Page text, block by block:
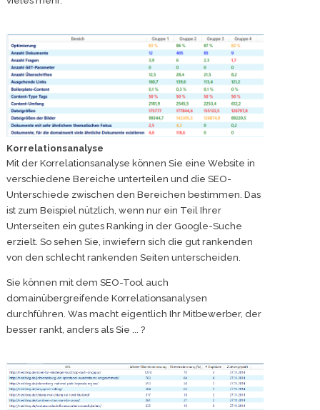
Korrelationsanalyse
Mit der Korrelationsanalyse können Sie eine Website in
verschiedene Bereiche unterteilen und die SEO-
Unterschiede zwischen den Bereichen bestimmen. Das
ist zum Beispiel nützlich, wenn nur ein Teil Ihrer
Unterseiten ein gutes Ranking in der Google-Suche
erzielt. So sehen Sie, inwiefern sich die gut rankenden
von den schlecht rankenden Seiten unterscheiden.
Sie können mit dem SEO-Tool auch
domainübergreifende Korrelationsanalysen
durchführen. Was macht eigentlich Ihr Mitbewerber, der
besser rankt, anders als Sie ... ?